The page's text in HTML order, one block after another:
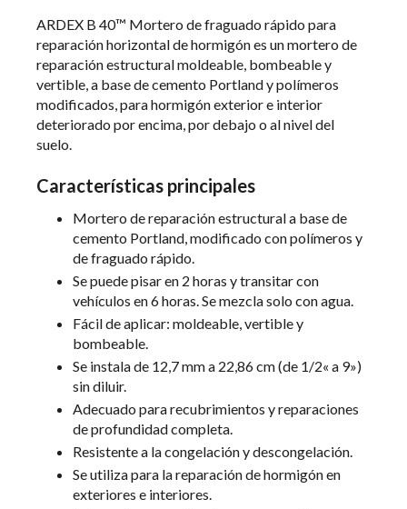
ARDEX B 40™ Mortero de fraguado rápido para
reparación horizontal de hormigón es un mortero de
reparación estructural moldeable, bombeable y
vertible, a base de cemento Portland y polímeros
modificados, para hormigón exterior e interior
deteriorado por encima, por debajo o al nivel del
suelo.
Características principales
Mortero de reparación estructural a base de
cemento Portland, modificado con polímeros y
de fraguado rápido.
Se puede pisar en 2 horas y transitar con
vehículos en 6 horas. Se mezcla solo con agua.
Fácil de aplicar: moldeable, vertible y
bombeable.
Se instala de 12,7 mm a 22,86 cm (de 1/2« a 9»)
sin diluir.
Adecuado para recubrimientos y reparaciones
de profundidad completa.
Resistente a la congelación y descongelación.
Se utiliza para la reparación de hormigón en
exteriores e interiores.